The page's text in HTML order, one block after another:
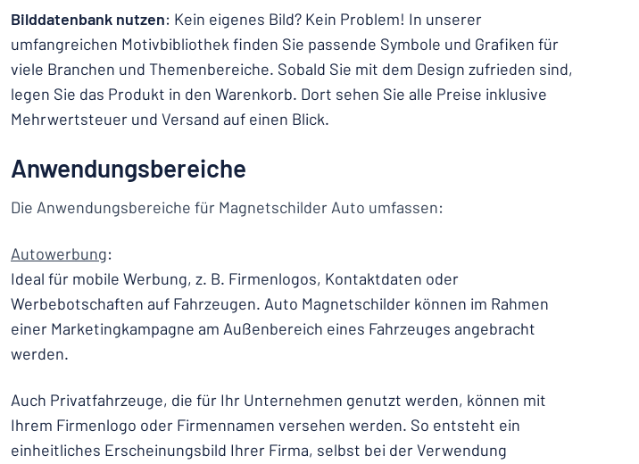
Bilddatenbank nutzen: Kein eigenes Bild? Kein Problem! In unserer
umfangreichen Motivbibliothek finden Sie passende Symbole und Grafiken für
viele Branchen und Themenbereiche. Sobald Sie mit dem Design zufrieden sind,
legen Sie das Produkt in den Warenkorb. Dort sehen Sie alle Preise inklusive
Mehrwertsteuer und Versand auf einen Blick.
Anwendungsbereiche
Die Anwendungsbereiche für Magnetschilder Auto umfassen:
Autowerbung:
Ideal für mobile Werbung, z. B. Firmenlogos, Kontaktdaten oder
Werbebotschaften auf Fahrzeugen. Auto Magnetschilder können im Rahmen
einer Marketingkampagne am Außenbereich eines Fahrzeuges angebracht
werden.
Auch Privatfahrzeuge, die für Ihr Unternehmen genutzt werden, können mit
Ihrem Firmenlogo oder Firmennamen versehen werden. So entsteht ein
einheitliches Erscheinungsbild Ihrer Firma, selbst bei der Verwendung